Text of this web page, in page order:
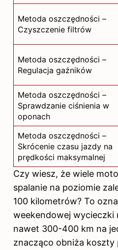
Metoda oszczędności –
Czyszczenie filtrów
Metoda oszczędności –
Regulacja gaźników
Metoda oszczędności –
Sprawdzanie ciśnienia w
oponach
Metoda oszczędności –
Skrócenie czasu jazdy na
prędkości maksymalnej
Czy wiesz, że wiele
spalanie na poziomie
100 kilometrów? To
weekendowej wycieczki
nawet 300-400 km na
znacząco obniża koszty